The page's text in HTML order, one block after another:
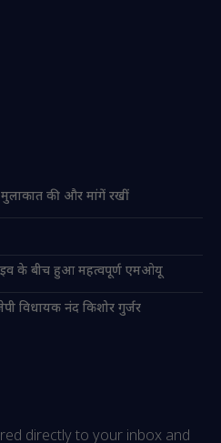
मुलाकात की और मांगें रखीं
के बीच हुआ महत्वपूर्ण एमओयू
विधायक नंद किशोर गुर्जर
directly to your inbox and